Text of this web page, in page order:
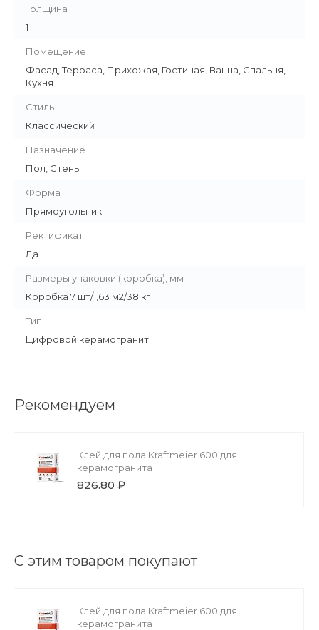
Толщина
1
Помещение
Фасад, Терраса, Прихожая, Гостиная, Ванна, Спальня,
Кухня
Стиль
Классический
Назначение
Пол, Стены
Форма
Прямоугольник
Ректификат
Да
Размеры упаковки (коробка), мм
Коробка 7 шт/1,63 м2/38 кг
Тип
Цифровой керамогранит
Рекомендуем
Клей для пола Kraftmeier 600 для
керамогранита
826.80 ₽
С этим товаром покупают
Клей для пола Kraftmeier 600 для
керамогранита